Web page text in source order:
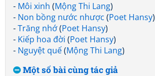
- Môi xinh (Mộng Thi Lang)
- Non bồng nước nhược (Poet Hansy)
-Trăng nhớ(Poet Hansy)
- Kiếp hoa đời (Poet Hansy)
- Nguyệt quế(Mộng Thi Lang)
Một số bài cùng tác giả